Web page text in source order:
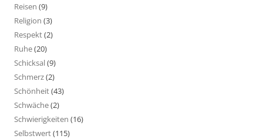
Reisen (9)
Religion (3)
Respekt(2)
Ruhe(20)
Schicksal(9)
Schmerz(2)
Schönheit(43)
Schwäche(2)
Schwierigkeiten (16)
Selbstwert(115)